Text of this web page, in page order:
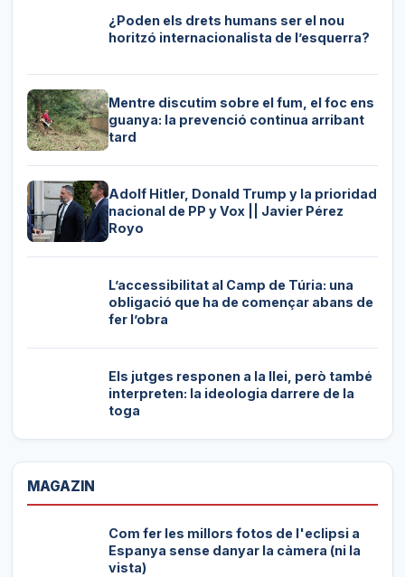
¿Poden els drets humans ser el nou
horitzó internacionalista de l’esquerra?
Mentre discutim sobre el fum, el foc ens
guanya: la prevenció continua arribant
tard
Adolf Hitler, Donald Trump y la prioridad
nacional de PP y Vox || Javier Pérez
Royo
L’accessibilitat al Camp de Túria: una
obligació que ha de començar abans de
fer l’obra
Els jutges responen a la llei, però també
interpreten: la ideologia darrere de la
toga
MAGAZIN
Com fer les millors fotos de l'eclipsi a
Espanya sense danyar la càmera (ni la
vista)